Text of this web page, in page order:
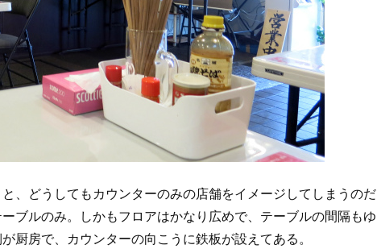
、どうしてもカウンターのみの店舗をイメージしてしまうのだ
ブルのみ。しかもフロアはかなり広めで、テーブルの間隔もゆ
厨房で、カウンターの向こうに鉄板が設えてある。